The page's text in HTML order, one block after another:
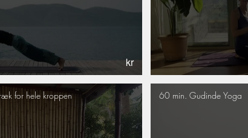
kr
stræk for hele kroppen 60 min. Gudinde Yoga